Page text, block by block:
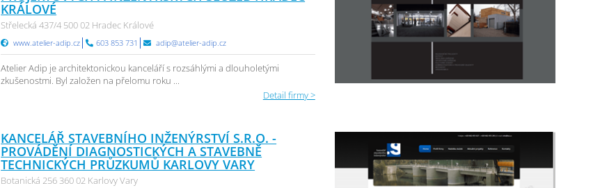
KRÁLOVÉ
Střelecká 437/4 500 02 Hradec Králové
www.atelier-adip.cz 603 853 731 adip@atelier-adip.cz
Atelier Adip je architektonickou kanceláří s rozsáhlými a dlouholetými
zkušenostmi. Byl založen na přelomu roku ...
Detail firmy >
KANCELÁŘ STAVEBNÍHO INŽENÝRSTVÍ S.R.O. -
PROVÁDĚNÍ DIAGNOSTICKÝCH A STAVEBNĚ
TECHNICKÝCH PRŮZKUMŮ KARLOVY VARY
Botanická 256 360 02 Karlovy Vary